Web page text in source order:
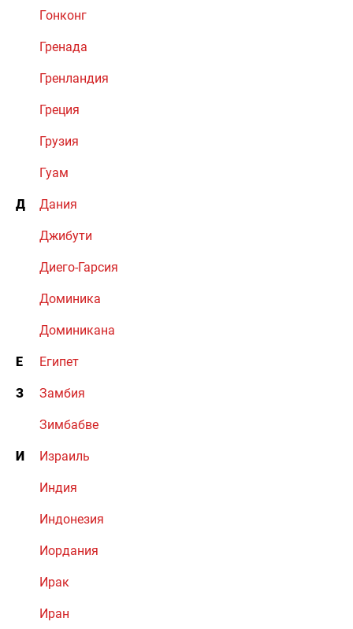
Гонконг
Гренада
Гренландия
Греция
Грузия
Гуам
Д Дания
Джибути
Диего-Гарсия
Доминика
Доминикана
Е Египет
З Замбия
Зимбабве
И Израиль
Индия
Индонезия
Иордания
Ирак
Иран